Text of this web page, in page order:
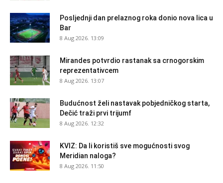
Posljednji dan prelaznog roka donio nova lica u
Bar
8 Aug 2026. 13:09
Mirandes potvrdio rastanak sa crnogorskim
reprezentativcem
8 Aug 2026. 13:07
Budućnost želi nastavak pobjedničkog starta,
Dečić traži prvi trijumf
8 Aug 2026. 12:32
KVIZ: Da li koristiš sve mogućnosti svog
Meridian naloga?
8 Aug 2026. 11:50